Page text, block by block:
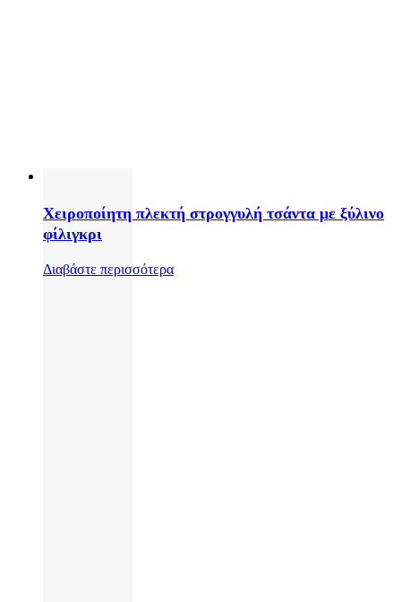
Χειροποίητη πλεκτή στρογγυλή τσάντα με ξύλινο
φίλιγκρι
Διαβάστε περισσότερα